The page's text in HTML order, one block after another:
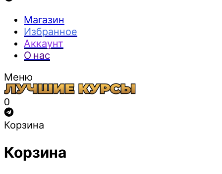
Магазин
Избранное
Аккаунт
О нас
Меню
0
Корзина
Корзина